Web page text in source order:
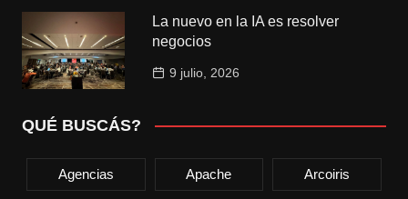
La nuevo en la IA es resolver
negocios
9 julio, 2026
QUÉ BUSCÁS?
Agencias Apache Arcoiris